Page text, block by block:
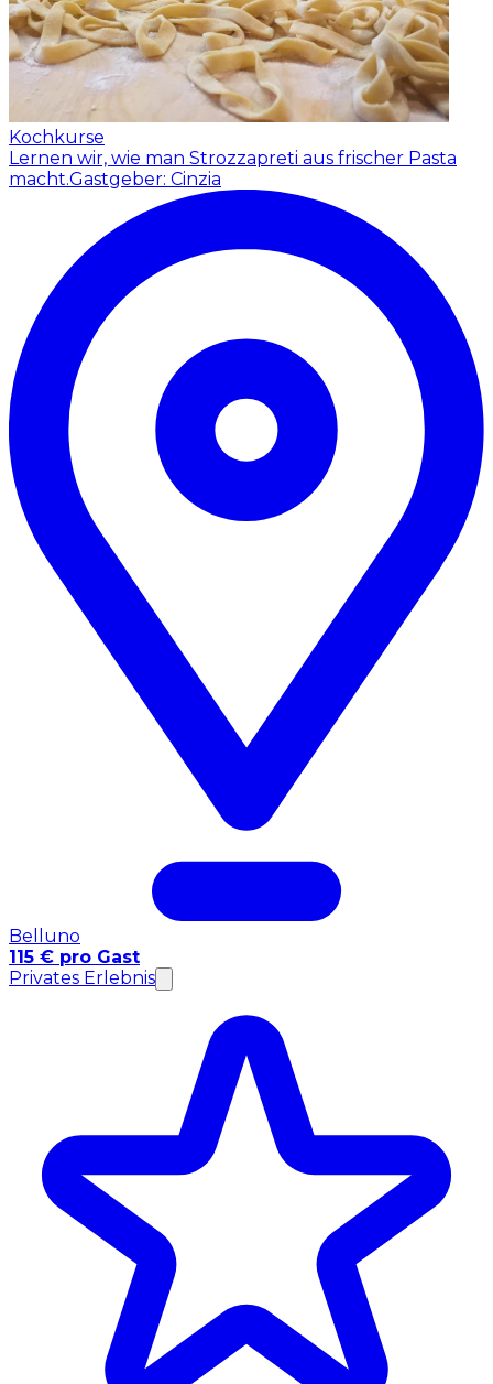
Kochkurse
Lernen wir, wie man Strozzapreti aus frischer Pasta
macht.Gastgeber: Cinzia
Belluno
115 € pro Gast
Privates Erlebnis